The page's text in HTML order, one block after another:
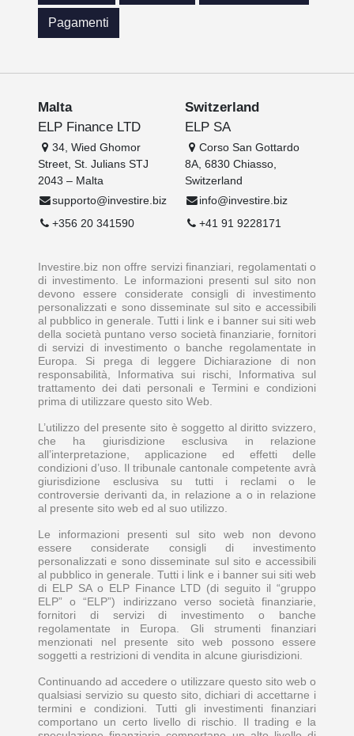
Pagamenti
Malta
ELP Finance LTD
34, Wied Ghomor
Street, St. Julians STJ
2043 – Malta
supporto@investire.biz
+356 20 341590
Switzerland
ELP SA
Corso San Gottardo
8A, 6830 Chiasso,
Switzerland
info@investire.biz
+41 91 9228171
Investire.biz non offre servizi finanziari, regolamentati o
di investimento. Le informazioni presenti sul sito non
devono essere considerate consigli di investimento
personalizzati e sono disseminate sul sito e accessibili
al pubblico in generale. Tutti i link e i banner sui siti web
della società puntano verso società finanziarie, fornitori
di servizi di investimento o banche regolamentate in
Europa. Si prega di leggere Dichiarazione di non
responsabilità, Informativa sui rischi, Informativa sul
trattamento dei dati personali e Termini e condizioni
prima di utilizzare questo sito Web.
L’utilizzo del presente sito è soggetto al diritto svizzero,
che ha giurisdizione esclusiva in relazione
all’interpretazione, applicazione ed effetti delle
condizioni d’uso. Il tribunale cantonale competente avrà
giurisdizione esclusiva su tutti i reclami o le
controversie derivanti da, in relazione a o in relazione
al presente sito web ed al suo utilizzo.
Le informazioni presenti sul sito web non devono
essere considerate consigli di investimento
personalizzati e sono disseminate sul sito e accessibili
al pubblico in generale. Tutti i link e i banner sui siti web
di ELP SA o ELP Finance LTD (di seguito il “gruppo
ELP” o “ELP”) indirizzano verso società finanziarie,
fornitori di servizi di investimento o banche
regolamentate in Europa. Gli strumenti finanziari
menzionati nel presente sito web possono essere
soggetti a restrizioni di vendita in alcune giurisdizioni.
Continuando ad accedere o utilizzare questo sito web o
qualsiasi servizio su questo sito, dichiari di accettarne i
termini e condizioni. Tutti gli investimenti finanziari
comportano un certo livello di rischio. Il trading e la